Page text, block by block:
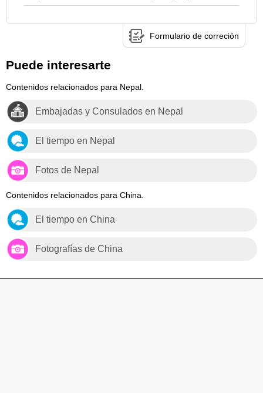
Formulario de correción
Puede interesarte
Contenidos relacionados para Nepal.
Embajadas y Consulados en Nepal
El tiempo en Nepal
Fotos de Nepal
Contenidos relacionados para China.
El tiempo en China
Fotografías de China